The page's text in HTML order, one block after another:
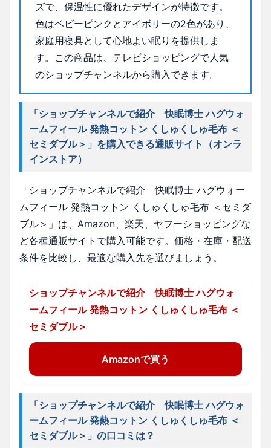
ズで、保温性に優れたデザインが特徴です。
色はベビーピンクとアイボリーの2色があり、
家庭用寝具として心地よい眠りを提供しま
す。この商品は、テレビショッピングで人気
のショップチャンネルから購入できます。
「ショップチャンネルで紹介 快眠博士 ハグウォ
ームフィール 発熱コットン くしゅくしゅ毛布 ＜
セミダブル＞」を購入できる通販サイト（オンラ
インストア）
「ショップチャンネルで紹介 快眠博士 ハグウォー
ムフィール 発熱コットン くしゅくしゅ毛布 ＜セミダ
ブル＞」は、Amazon、楽天、ヤフーショッピングな
ど各種通販サイトで購入可能です。価格・在庫・配送
条件を比較し、最適な購入先を選びましょう。
ショップチャンネルで紹介 快眠博士 ハグウォ
ームフィール 発熱コットン くしゅくしゅ毛布 ＜
セミダブル＞
Amazonで買う
「ショップチャンネルで紹介 快眠博士 ハグウォ
ームフィール 発熱コットン くしゅくしゅ毛布 ＜
セミダブル＞」の口コミは？